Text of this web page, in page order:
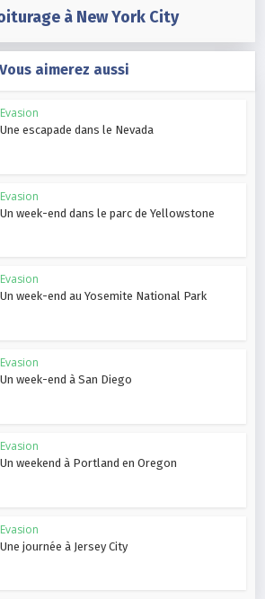
à New York City
Vous aimerez aussi
Evasion
Une escapade dans le Nevada
Evasion
Un week-end dans le parc de Yellowstone
Evasion
Un week-end au Yosemite National Park
Evasion
Un week-end à San Diego
Evasion
Un weekend à Portland en Oregon
Evasion
Une journée à Jersey City